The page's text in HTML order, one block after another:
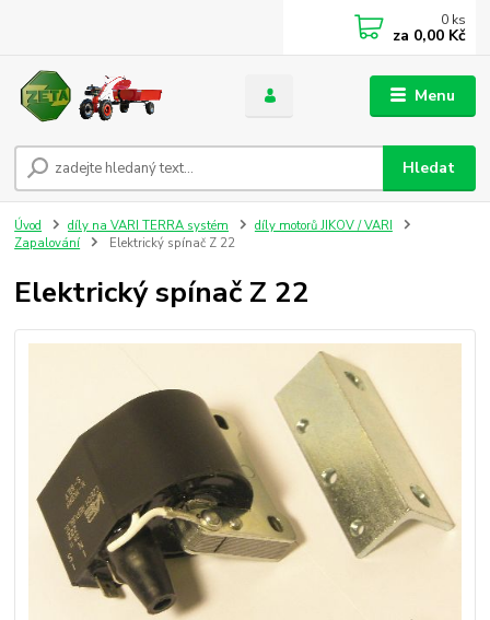
Menu
Hledat
0 ks
za 0,00 Kč
Úvod díly na VARI TERRA systém
díly motorů JIKOV / VARI
Zapalování
Elektrický spínač Z 22
Elektrický spínač Z 22